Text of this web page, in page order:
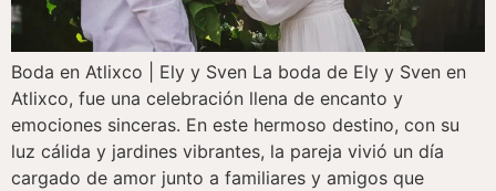
Boda en Atlixco | Ely y Sven La boda de Ely y Sven en
Atlixco, fue una celebración llena de encanto y
emociones sinceras. En este hermoso destino, con su
luz cálida y jardines vibrantes, la pareja vivió un día
cargado de amor junto a familiares y amigos que